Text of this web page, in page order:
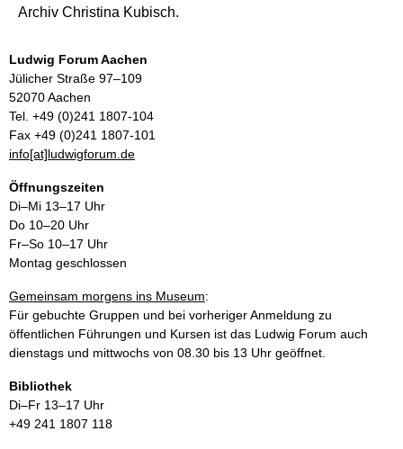
Archiv Christina Kubisch.
Ludwig Forum Aachen
Jülicher Straße 97–109
52070 Aachen
Tel. +49 (0)241 1807-104
Fax +49 (0)241 1807-101
info[at]ludwigforum.de
Öffnungszeiten
Di–Mi 13–17 Uhr
Do 10–20 Uhr
Fr–So 10–17 Uhr
Montag geschlossen
Gemeinsam morgens ins Museum:
Für gebuchte Gruppen und bei vorheriger Anmeldung zu
öffentlichen Führungen und Kursen ist das Ludwig Forum auch
dienstags und mittwochs von 08.30 bis 13 Uhr geöffnet.
Bibliothek
Di–Fr 13–17 Uhr
+49 241 1807 118